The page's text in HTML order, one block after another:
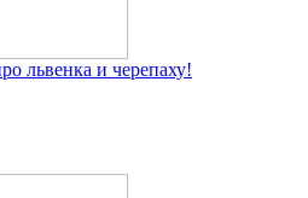
львенка и черепаху!